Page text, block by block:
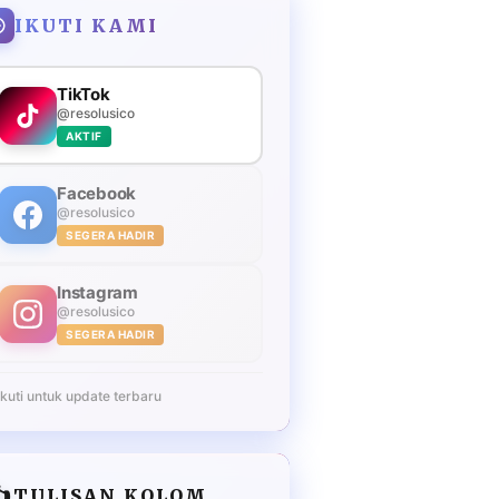
IKUTI KAMI
TikTok
@resolusico
AKTIF
Facebook
@resolusico
SEGERA HADIR
Instagram
@resolusico
SEGERA HADIR
untuk update terbaru